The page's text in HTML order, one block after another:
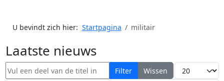
U bevindt zich hier: Startpagina militair
Laatste nieuws
Vul een deel van de titel in Filter Wissen Toon #